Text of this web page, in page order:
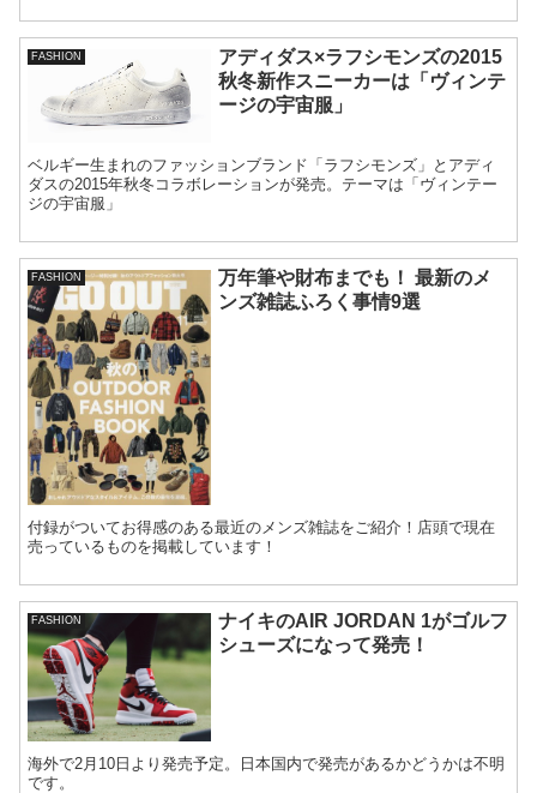
FASHION
アディダス×ラフシモンズの2015
秋冬新作スニーカーは「ヴィンテ
ージの宇宙服」
ベルギー生まれのファッションブランド「ラフシモンズ」とアディ
ダスの2015年秋冬コラボレーションが発売。テーマは「ヴィンテー
ジの宇宙服」
FASHION
万年筆や財布までも！ 最新のメ
ンズ雑誌ふろく事情9選
付録がついてお得感のある最近のメンズ雑誌をご紹介！店頭で現在
売っているものを掲載しています！
FASHION
ナイキのAIR JORDAN 1がゴルフ
シューズになって発売！
海外で2月10日より発売予定。日本国内で発売があるかどうかは不明
です。